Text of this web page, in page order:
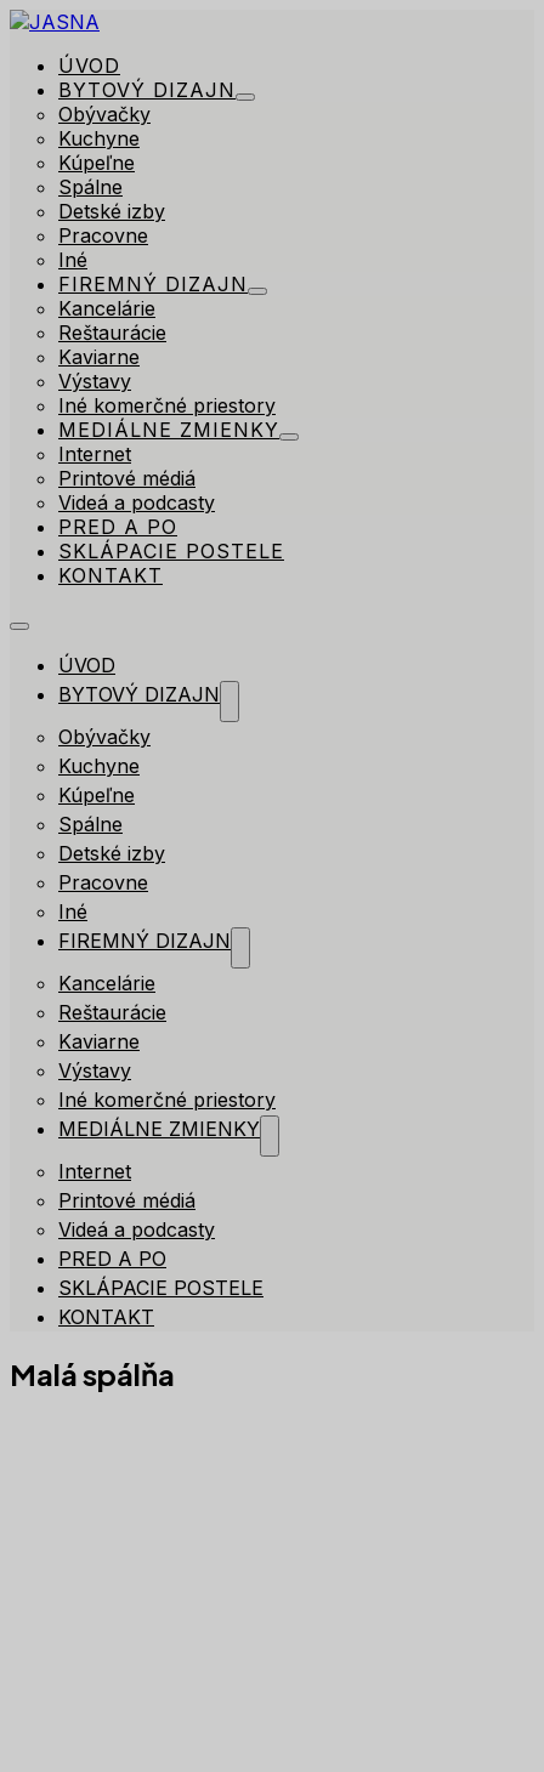
ÚVOD
BYTOVÝ DIZAJN
Obývačky
Kuchyne
Kúpeľne
Spálne
Detské izby
Pracovne
Iné
FIREMNÝ DIZAJN
Kancelárie
Reštaurácie
Kaviarne
Výstavy
Iné komerčné priestory
MEDIÁLNE ZMIENKY
Internet
Printové médiá
Videá a podcasty
PRED A PO
SKLÁPACIE POSTELE
KONTAKT
ÚVOD
BYTOVÝ DIZAJN
Obývačky
Kuchyne
Kúpeľne
Spálne
Detské izby
Pracovne
Iné
FIREMNÝ DIZAJN
Kancelárie
Reštaurácie
Kaviarne
Výstavy
Iné komerčné priestory
MEDIÁLNE ZMIENKY
Internet
Printové médiá
Videá a podcasty
PRED A PO
SKLÁPACIE POSTELE
KONTAKT
Malá spálňa